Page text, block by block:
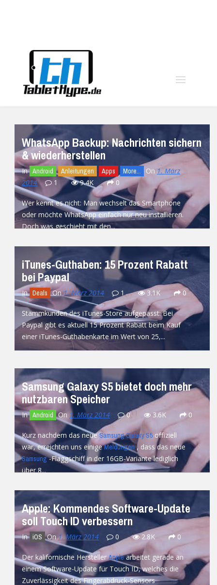
WhatsApp Backup: Nachrichten sichern
& wiederherstellen
In Android Anleitungen Apps More... On 1. März
2014
1 9.4K 0
Wer kennt es nicht: Man wechselt das Smartphone
oder möchte WhatsApp einfach nur neu installieren.
Doch was geschieht mit den...
iTunes-Guthaben: 15 Prozent Rabatt
bei Paypal
In Deals On1. März 2014 1 3.1K 0
Stammkunden des iTunes-Store aufgepasst: Bei
Paypal gibt es aktuell 15 Prozent Rabatt beim Kauf
einer iTunes-Guthabenkarte im Wert von 25,...
READ MORE
Samsung Galaxy S5 bietet doch mehr
nutzbaren Speicher
In Android On 1. März 2014 0 3.6K 0
Kurz nachdem das neueSamsung Galaxy S5 offiziell
war, erreichten uns einigeMeldungen , dass das neue
Samsung-Flaggschiff in der 16GB-Variante lediglich
über 8...
Apple: Kommendes Software-Update
soll Touch ID verbessern
In iOS On1. März 2014 0 2.8K 0
Der kalifornische HerstellerApplearbeitet gerade an
einem Software-Update für Touch ID, welches die
Zuverlässigkeit des Fingerabdruck-Sensors